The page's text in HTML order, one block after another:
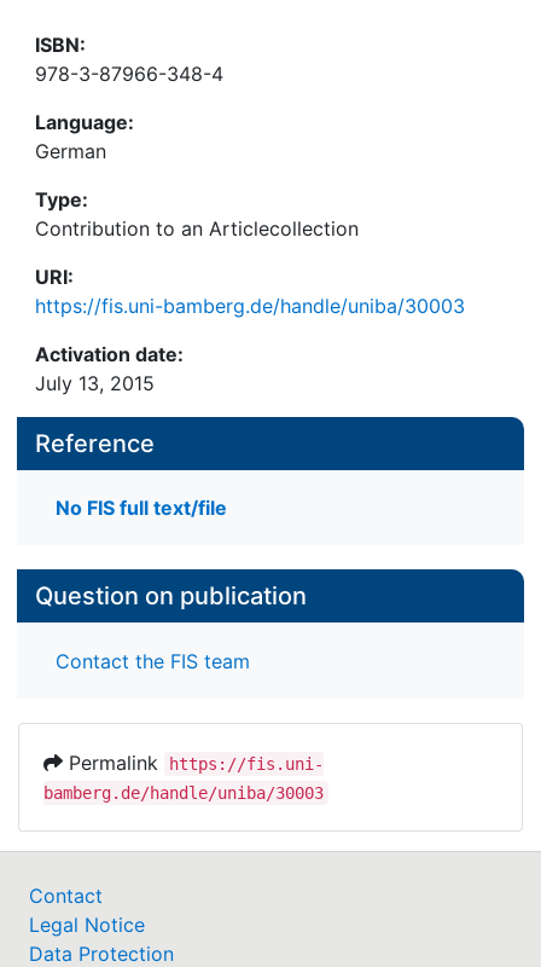
ISBN:
978-3-87966-348-4
Language:
German
Type:
Contribution to an Articlecollection
URI:
https://fis.uni-bamberg.de/handle/uniba/30003
Activation date:
July 13, 2015
Reference
No FIS full text/file
Question on publication
Contact the FIS team
Permalink
https://fis.uni-
bamberg.de/handle/uniba/30003
Contact
Legal Notice
Data Protection